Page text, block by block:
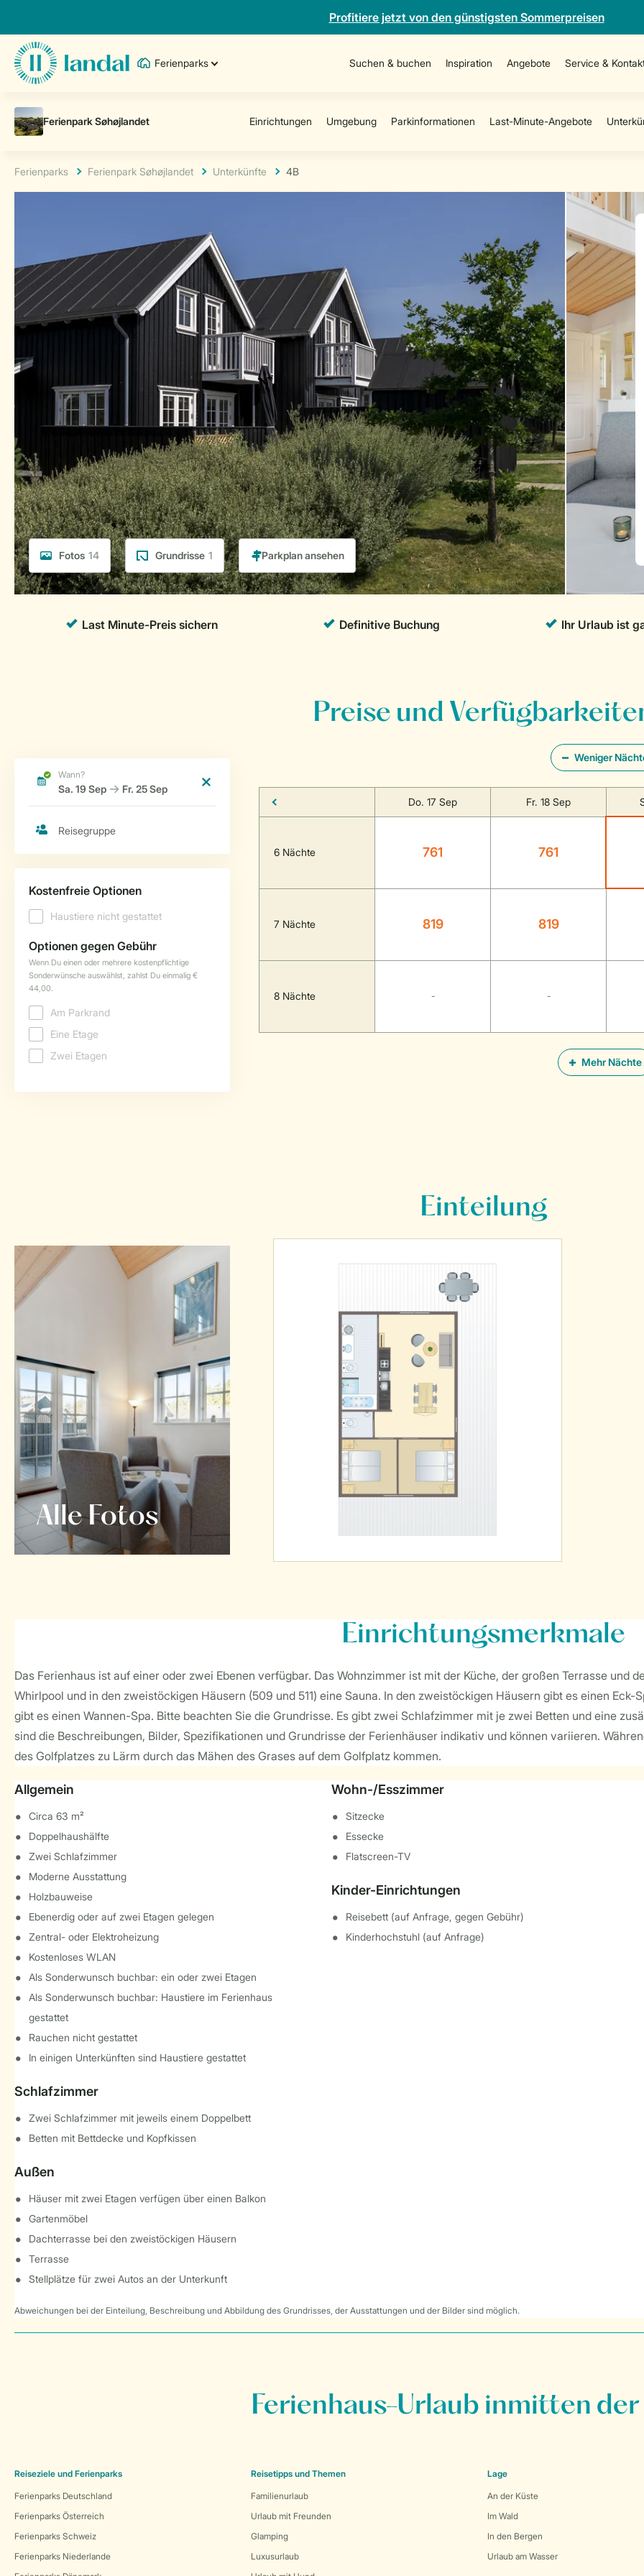
Profitiere jetzt von den günstigsten Sommerpreisen
Ferienparks Suchen & buchen Inspiration Angebote Service &
Ferienparks Ferienpark Søhøjlandet Unterkünfte 4B
Fotos 14 Grundrisse 1
Preise und
Weniger
Mehr Nächte
Do. 17 Sep Fr. 18 Sep
6 Nächte 761 761
7 Nächte 819 819
8 Nächte - -
Einteilung
Alle Fotos
Einrichtungsmerkmale
Das Ferienhaus ist auf einer oder zwei Ebenen verfügbar. Das Wohnzimmer ist mit der Küche, der großen Terrasse und
Whirlpool und in den zweistöckigen Häusern (509 und 511) eine Sauna. In den zweistöckigen Häusern gibt es einen
gibt es einen Wannen-Spa. Bitte beachten Sie die Grundrisse. Es gibt zwei Schlafzimmer mit je zwei Betten und eine
sind die Beschreibungen, Bilder, Spezifikationen und Grundrisse der Ferienhäuser indikativ und können variieren.
des Golfplatzes zu Lärm durch das Mähen des Grases auf dem Golfplatz kommen.
Allgemein
Circa 63 m²
Doppelhaushälfte
Zwei Schlafzimmer
Moderne Ausstattung
Holzbauweise
Ebenerdig oder auf zwei Etagen gelegen
Zentral- oder Elektroheizung
Kostenloses WLAN
Als Sonderwunsch buchbar: ein oder zwei Etagen
Als Sonderwunsch buchbar: Haustiere im Ferienhaus
gestattet
Rauchen nicht gestattet
In einigen Unterkünften sind Haustiere gestattet
Schlafzimmer
Zwei Schlafzimmer mit jeweils einem Doppelbett
Betten mit Bettdecke und Kopfkissen
Außen
Häuser mit zwei Etagen verfügen über einen Balkon
Gartenmöbel
Dachterrasse bei den zweistöckigen Häusern
Terrasse
Stellplätze für zwei Autos an der Unterkunft
Wohn-/Esszimmer
Sitzecke
Essecke
Flatscreen-TV
Kinder-Einrichtungen
Reisebett (auf Anfrage, gegen Gebühr)
Kinderhochstuhl (auf Anfrage)
Abweichungen bei der Einteilung, Beschreibung und Abbildung des Grundrisses, der Ausstattungen und der Bilder sind möglich.
Ferienhaus-Urlaub inmitten
Reiseziele und Ferienparks
Ferienparks Deutschland
Ferienparks Österreich
Ferienparks Schweiz
Ferienparks Niederlande
Reisetipps und Themen
Familienurlaub
Urlaub mit Freunden
Glamping
Luxusurlaub
Lage
An der Küste
Im Wald
In den Bergen
Urlaub am Wasser